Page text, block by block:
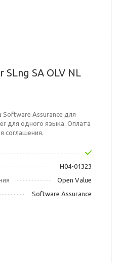
SLng SA OLV NL
Software Assurance для
для одного языка. Оплата
соглашения.
H04-01323
Open Value
Software Assurance